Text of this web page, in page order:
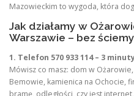
Mazowieckim to wygoda, która
Jak działamy w
Warszawie – bez
1. Telefon 570 933 114 – 3
Mówisz co masz: dom w
Bemowie, kamienica na Ochocie,
bramę, odległości, czy jest